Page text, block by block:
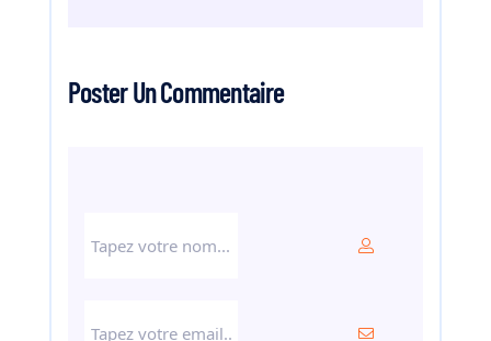
Poster Un Commentaire